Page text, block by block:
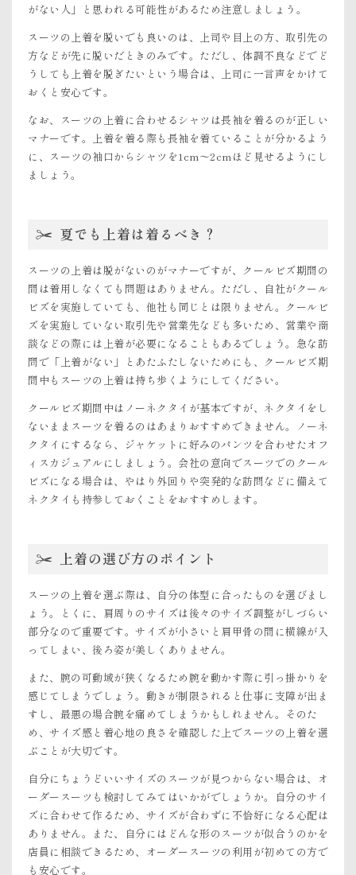
がない人」と思われる可能性があるため注意しましょう。
スーツの上着を脱いでも良いのは、上司や目上の方、取引先の
方などが先に脱いだときのみです。ただし、体調不良などでど
うしても上着を脱ぎたいという場合は、上司に一言声をかけて
おくと安心です。
なお、スーツの上着に合わせるシャツは長袖を着るのが正しい
マナーです。上着を着る際も長袖を着ていることが分かるよう
に、スーツの袖口からシャツを1cm〜2cmほど見せるようにし
ましょう。
夏でも上着は着るべき？
スーツの上着は脱がないのがマナーですが、クールビズ期間の
間は着用しなくても問題はありません。ただし、自社がクール
ビズを実施していても、他社も同じとは限りません。クールビ
ズを実施していない取引先や営業先なども多いため、営業や商
談などの際には上着が必要になることもあるでしょう。急な訪
問で「上着がない」とあたふたしないためにも、クールビズ期
間中もスーツの上着は持ち歩くようにしてください。
クールビズ期間中はノーネクタイが基本ですが、ネクタイをし
ないままスーツを着るのはあまりおすすめできません。ノーネ
クタイにするなら、ジャケットに好みのパンツを合わせたオフ
ィスカジュアルにしましょう。会社の意向でスーツでのクール
ビズになる場合は、やはり外回りや突発的な訪問などに備えて
ネクタイも持参しておくことをおすすめします。
上着の選び方のポイント
スーツの上着を選ぶ際は、自分の体型に合ったものを選びまし
ょう。とくに、肩周りのサイズは後々のサイズ調整がしづらい
部分なので重要です。サイズが小さいと肩甲骨の間に横線が入
ってしまい、後ろ姿が美しくありません。
また、腕の可動域が狭くなるため腕を動かす際に引っ掛かりを
感じてしまうでしょう。動きが制限されると仕事に支障が出ま
すし、最悪の場合腕を痛めてしまうかもしれません。そのた
め、サイズ感と着心地の良さを確認した上でスーツの上着を選
ぶことが大切です。
自分にちょうどいいサイズのスーツが見つからない場合は、オ
ーダースーツも検討してみてはいかがでしょうか。自分のサイ
ズに合わせて作るため、サイズが合わずに不恰好になる心配は
ありません。また、自分にはどんな形のスーツが似合うのかを
店員に相談できるため、オーダースーツの利用が初めての方で
も安心です。